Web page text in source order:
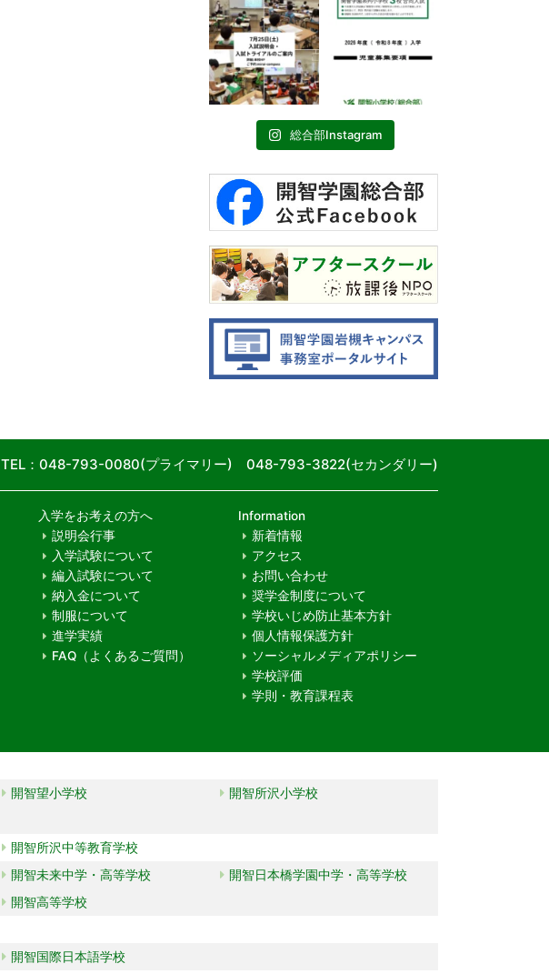
総合部Instagram
TEL：048-793-0080(プライマリー) 048-793-3822(セカンダリー)
入学をお考えの方へ
説明会行事
入学試験について
編入試験について
納入金について
制服について
進学実績
FAQ（よくあるご質問）
Information
新着情報
アクセス
お問い合わせ
奨学金制度について
学校いじめ防止基本方針
個人情報保護方針
ソーシャルメディアポリシー
学校評価
学則・教育課程表
開智望小学校
開智所沢小学校
開智所沢中等教育学校
開智未来中学・高等学校
開智日本橋学園中学・高等学校
開智高等学校
開智国際日本語学校